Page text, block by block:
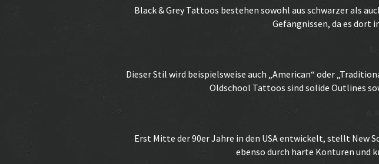
Black & Grey Tattoos bestehen sowohl aus schwarzer als
Gefängnissen, da es dort
Dieser Stil wird beispielsweise auch „American“ oder
Oldschool Tattoos sind solide Outlines
Erst Mitte der 90er Jahre in den USA entwickelt, stellt New
ebenso durch harte Konturen und